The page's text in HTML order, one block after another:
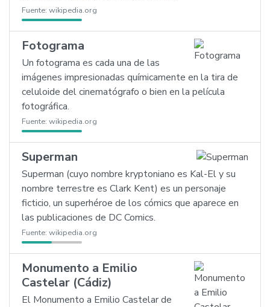
Fuente: wikipedia.org
Fotograma
Un fotograma es cada una de las
imágenes impresionadas químicamente en la tira de
celuloide del cinematógrafo o bien en la película
fotográfica.
Fuente: wikipedia.org
Superman
Superman (cuyo nombre kryptoniano es Kal-El y su
nombre terrestre es Clark Kent) es un personaje
ficticio, un superhéroe de los cómics que aparece en
las publicaciones de DC Comics.
Fuente: wikipedia.org
Monumento a Emilio
Castelar (Cádiz)
El Monumento a Emilio Castelar de